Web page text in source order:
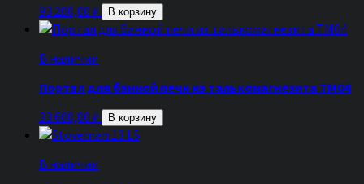
93 200,00 ₽ В корзину
В наличии
Портал для банной печи из талькомагнезита ТМ04
33 600,00 ₽ В корзину
В наличии